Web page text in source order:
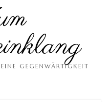
GEGENWÄRTIGKEIT